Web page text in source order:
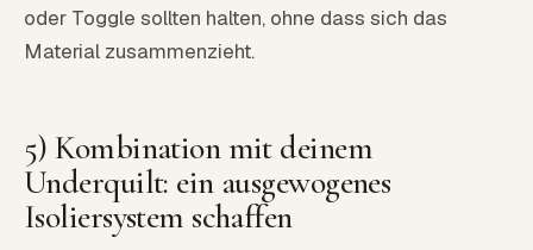
oder Toggle sollten halten, ohne dass sich das
Material zusammenzieht.
5) Kombination mit deinem
Underquilt: ein ausgewogenes
Isoliersystem schaffen